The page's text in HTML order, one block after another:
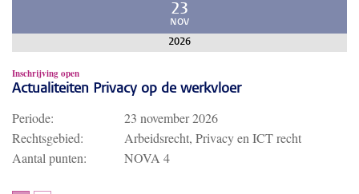
23
NOV
2026
Inschrijving open
Actualiteiten Privacy op de werkvloer
Periode:
23 november 2026
Rechtsgebied:
Arbeidsrecht, Privacy en ICT recht
Aantal punten:
NOVA 4